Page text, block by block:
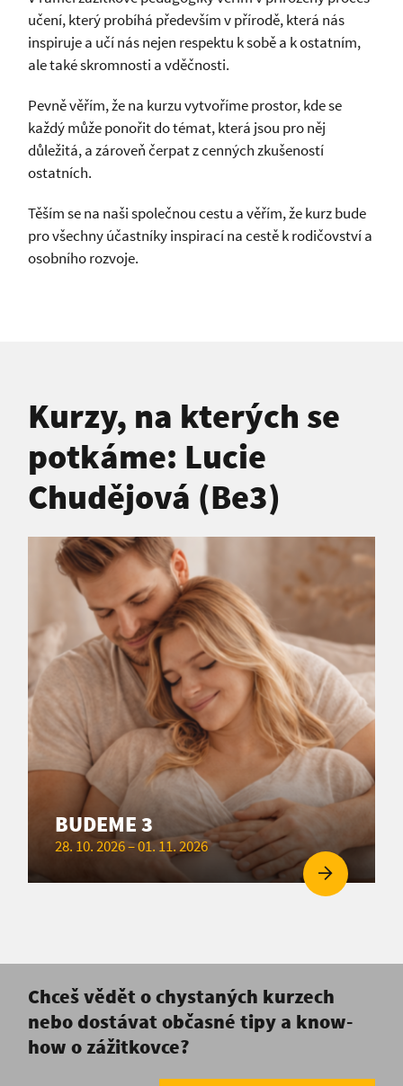
učení, který probíhá především v přírodě, která nás
inspiruje a učí nás nejen respektu k sobě a k ostatním,
ale také skromnosti a vděčnosti.
Pevně věřím, že na kurzu vytvoříme prostor, kde se
každý může ponořit do témat, která jsou pro něj
důležitá, a zároveň čerpat z cenných zkušeností
ostatních.
Těším se na naši společnou cestu a věřím, že kurz bude
pro všechny účastníky inspirací na cestě k rodičovství a
osobního rozvoje.
Kurzy, na kterých se
potkáme: Lucie
Chudějová (Be3)
BUDEME 3
28. 10. 2026 – 01. 11. 2026
Chceš vědět o chystaných kurzech
nebo dostávat občasné tipy a know-
how o zážitkovce?